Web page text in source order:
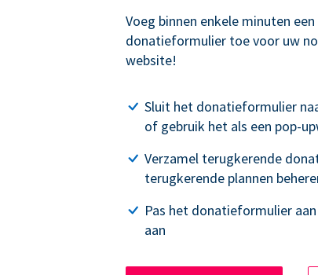
Voeg binnen enkele minuten
donatieformulier toe voor uw
website!
Sluit het donatieformulier
of gebruik het als een pop-
Verzamel terugkerende
terugkerende plannen
Pas het donatieformulier
aan